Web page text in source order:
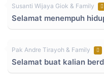
Susanti Wijaya Giok & Family
Selamat menempuh
Pak Andre Tirayoh & Family
Selamat buat kalian